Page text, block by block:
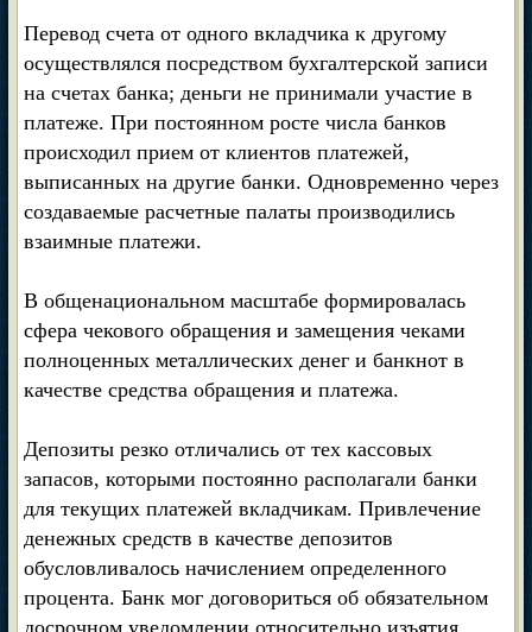
Перевод счета от одного вкладчика к другому
осуществлялся посредством бухгалтерской записи
на счетах банка; деньги не принимали участие в
платеже. При постоянном росте числа банков
происходил прием от клиентов платежей,
выписанных на другие банки. Одновременно через
создаваемые расчетные палаты производились
взаимные платежи.
В общенациональном масштабе формировалась
сфера чекового обращения и замещения чеками
полноценных металлических денег и банкнот в
качестве средства обращения и платежа.
Депозиты резко отличались от тех кассовых
запасов, которыми постоянно располагали банки
для текущих платежей вкладчикам. Привлечение
денежных средств в качестве депозитов
обусловливалось начислением определенного
процента. Банк мог договориться об обязательном
досрочном уведомлении относительно изъятия